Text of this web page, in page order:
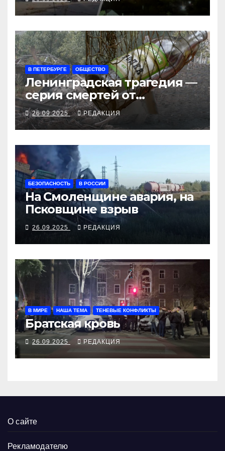
рубеж
В ПЕТЕРБУРГЕ ОБЩЕСТВО
Ленинградская трагедия —
серия смертей от
алкосуррогата
26.09.2025 РЕДАКЦИЯ
БЕЗОПАСНОСТЬ В РОССИИ
На Смоленщине авария, на
Псковщине взрыв
26.09.2025 РЕДАКЦИЯ
В МИРЕ НАША ТЕМА ТЕНЕВЫЕ КОНФЛИКТЫ
Братская кровь
26.09.2025 РЕДАКЦИЯ
О сайте
Рекламодателю